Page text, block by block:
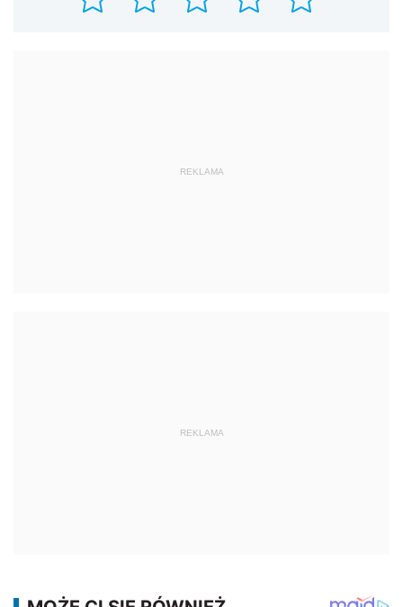
REKLAMA
REKLAMA